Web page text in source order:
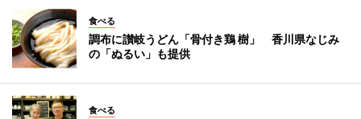
食べる
調布に讃岐うどん「骨付き鶏 樹」 香川県なじみ
の「ぬるい」も提供
食べる